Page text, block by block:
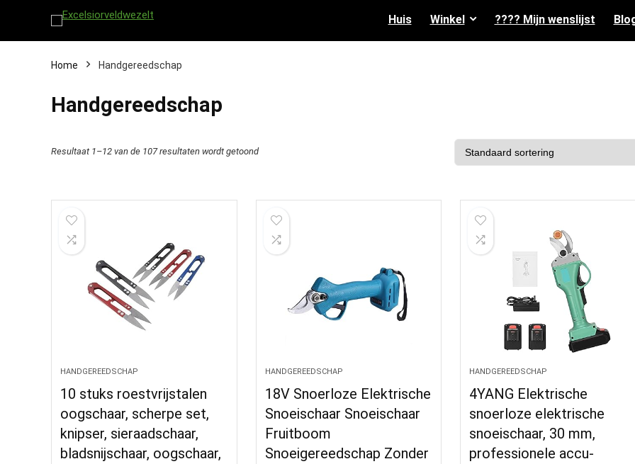
Huis Winkel ???? Mijn wenslijst
Home Handgereedschap
Handgereedschap
Resultaat 1–12 van de 107 resultaten wordt getoond
HANDGEREEDSCHAP
10 stuks roestvrijstalen
oogschaar, scherpe set,
knipser, sieraadschaar,
bladsnijschaar, oogschaar,
HANDGEREEDSCHAP
18V Snoerloze Elektrische
Snoeischaar Snoeischaar
Fruitboom
Snoeigereedschap Zonder
HANDGEREEDSCHAP
4YANG Elektrische
snoerloze elektrische
snoeischaar, 30 mm,
professionele accu-